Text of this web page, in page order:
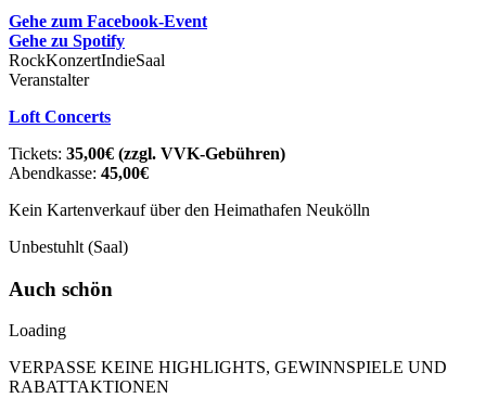
Gehe zum Facebook-Event
Gehe zu Spotify
RockKonzertIndieSaal
Veranstalter
Loft Concerts
Tickets: 35,00€ (zzgl. VVK-Gebühren)
Abendkasse: 45,00€
Kein Kartenverkauf über den Heimathafen Neukölln
Unbestuhlt (Saal)
Auch schön
Loading
VERPASSE KEINE HIGHLIGHTS, GEWINNSPIELE UND
RABATTAKTIONEN